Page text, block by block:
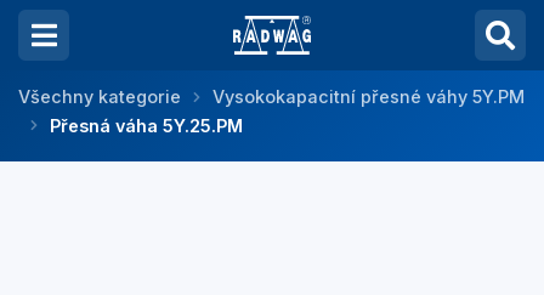
Všechny kategorie
Vysokokapacitní přesné váhy 5Y.PM
Přesná váha 5Y.25.PM